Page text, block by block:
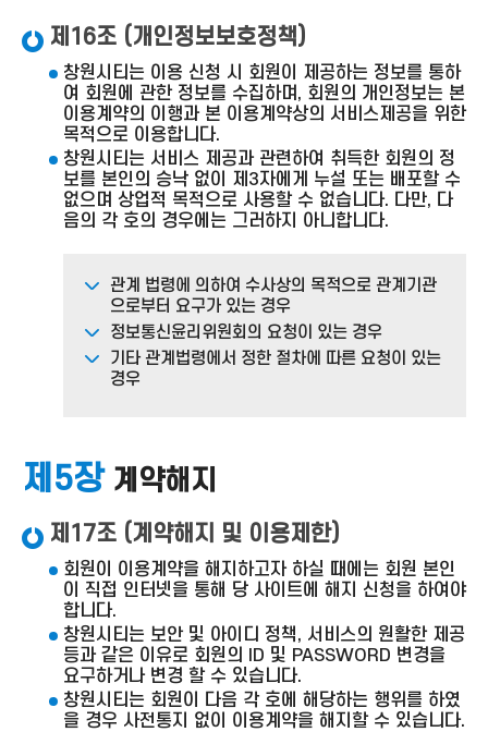
제16조 (개인정보보호정책)
창원시티는 이용 신청 시 회원이 제공하는 정보를 통하
여 회원에 관한 정보를 수집하며, 회원의 개인정보는 본
이용계약의 이행과 본 이용계약상의 서비스제공을 위한
목적으로 이용합니다.
창원시티는 서비스 제공과 관련하여 취득한 회원의 정
보를 본인의 승낙 없이 제3자에게 누설 또는 배포할 수
없으며 상업적 목적으로 사용할 수 없습니다. 다만, 다
음의 각 호의 경우에는 그러하지 아니합니다.
관계 법령에 의하여 수사상의 목적으로 관계기관
으로부터 요구가 있는 경우
정보통신윤리위원회의 요청이 있는 경우
기타 관계법령에서 정한 절차에 따른 요청이 있는
경우
제5장계약해지
제17조 (계약해지 및 이용제한)
회원이 이용계약을 해지하고자 하실 때에는 회원 본인
이 직접 인터넷을 통해 당 사이트에 해지 신청을 하여야
합니다.
창원시티는 보안 및 아이디 정책, 서비스의 원활한 제공
등과 같은 이유로 회원의 ID 및 PASSWORD 변경을
요구하거나 변경 할 수 있습니다.
창원시티는 회원이 다음 각 호에 해당하는 행위를 하였
을 경우 사전통지 없이 이용계약을 해지할 수 있습니다.